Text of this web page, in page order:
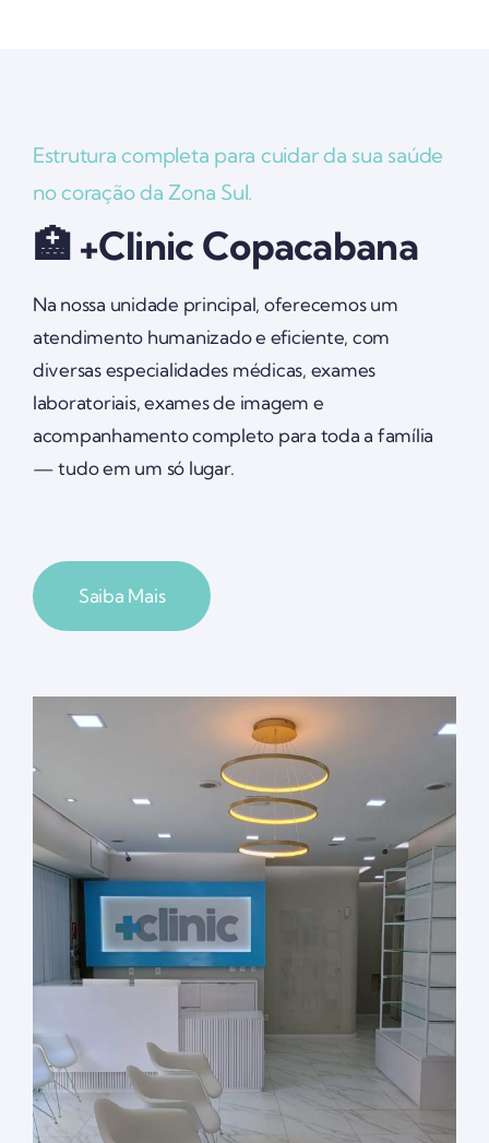
Estrutura completa para cuidar da sua saúde
no coração da Zona Sul.
🏥 +Clinic Copacabana
Na nossa unidade principal, oferecemos um
atendimento humanizado e eficiente, com
diversas especialidades médicas, exames
laboratoriais, exames de imagem e
acompanhamento completo para toda a família
— tudo em um só lugar.
Saiba Mais